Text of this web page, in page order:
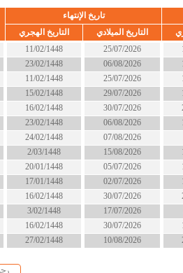
الحالة
التاريخ الهجري
11/02/1448
23/02/1448
11/02/1448
15/02/1448
16/02/1448
23/02/1448
24/02/1448
2/03/1448
20/01/1448
17/01/1448
16/02/1448
3/02/1448
16/02/1448
27/02/1448